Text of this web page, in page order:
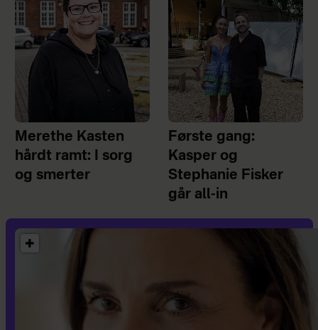
Merethe Kasten
hårdt ramt: I sorg
og smerter
Første gang:
Kasper og
Stephanie Fisker
går all-in